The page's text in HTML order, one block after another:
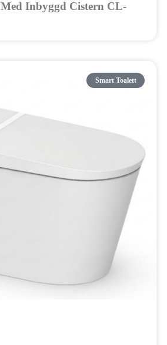
Inbyggd Cistern CL-
Smart Toalett